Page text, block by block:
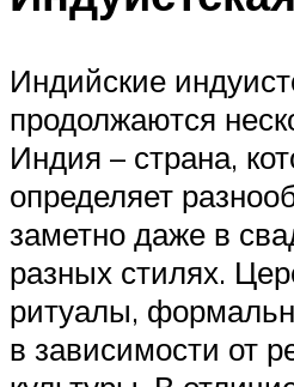
Индийские
продолжаются
Индия – страна,
определяет
заметно даже в
разных стилях.
ритуалы,
в зависимости от